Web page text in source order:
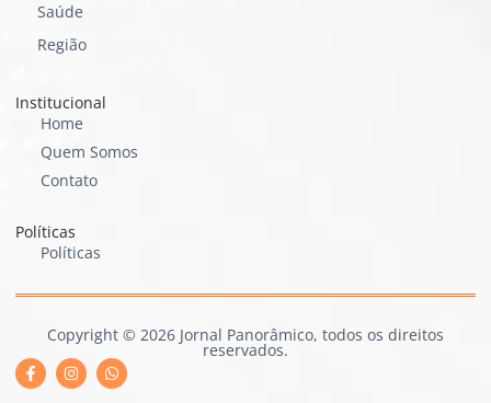
Saúde
Região
Institucional
Home
Quem Somos
Contato
Políticas
Políticas
Copyright © 2026 Jornal Panorâmico, todos os direitos
reservados.